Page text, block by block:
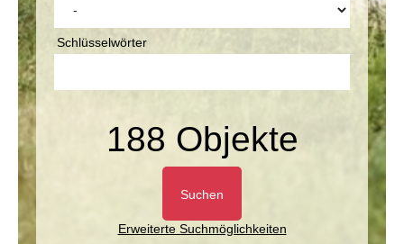
Schlüsselwörter
188 Objekte
Suchen
Erweiterte Suchmöglichkeiten